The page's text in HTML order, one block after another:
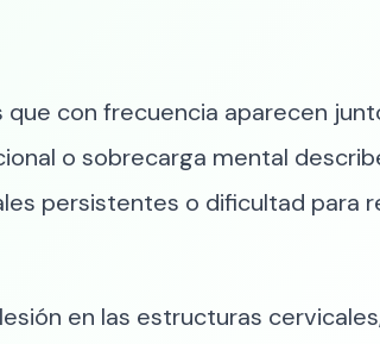
con frecuencia aparecen
o sobrecarga mental
persistentes o dificultad para
en las estructuras